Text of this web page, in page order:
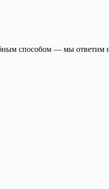
способом — мы